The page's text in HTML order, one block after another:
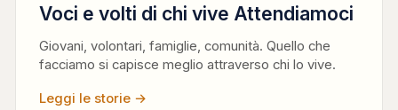
Voci e volti di chi vive Attendiamoci
Giovani, volontari, famiglie, comunità. Quello che
facciamo si capisce meglio attraverso chi lo vive.
Leggi le storie →